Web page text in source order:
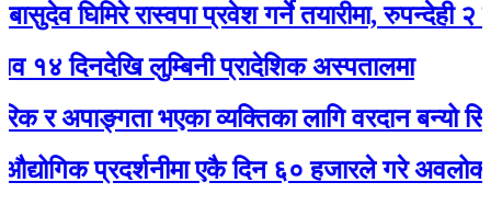
घिमिरे रास्वपा प्रवेश गर्ने तयारीमा, रुपन्देही २ बाट
दिनदेखि लुम्बिनी प्रादेशिक अस्पतालमा
अपाङ्गता भएका व्यक्तिका लागि वरदान बन्यो
प्रदर्शनीमा एकै दिन ६० हजारले गरे अवलोकन